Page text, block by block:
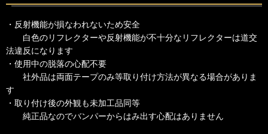
・反射機能が損なわれないため安全
白色のリフレクターや反射機能が不十分なリフレクターは道交
法違反になります
・使用中の脱落の心配不要
社外品は両面テープのみ等取り付け方法が異なる場合がありま
す
・取り付け後の外観も未加工品同等
純正品なのでバンパーからはみ出す心配はありません